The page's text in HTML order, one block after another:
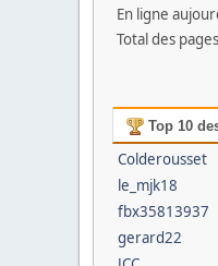
En ligne
Total des
Top 10
Colderousset
le_mjk18
fbx35813937
gerard22